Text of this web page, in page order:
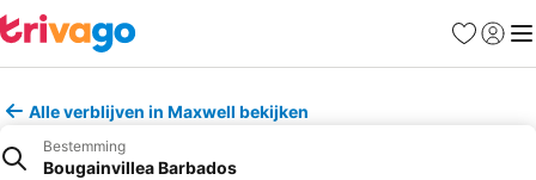
Favorieten
Alle verblijven in Maxwell bekijken
Bestemming
Bougainvillea Barbados